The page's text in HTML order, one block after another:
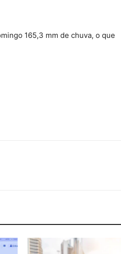
165,3 mm de chuva, o que